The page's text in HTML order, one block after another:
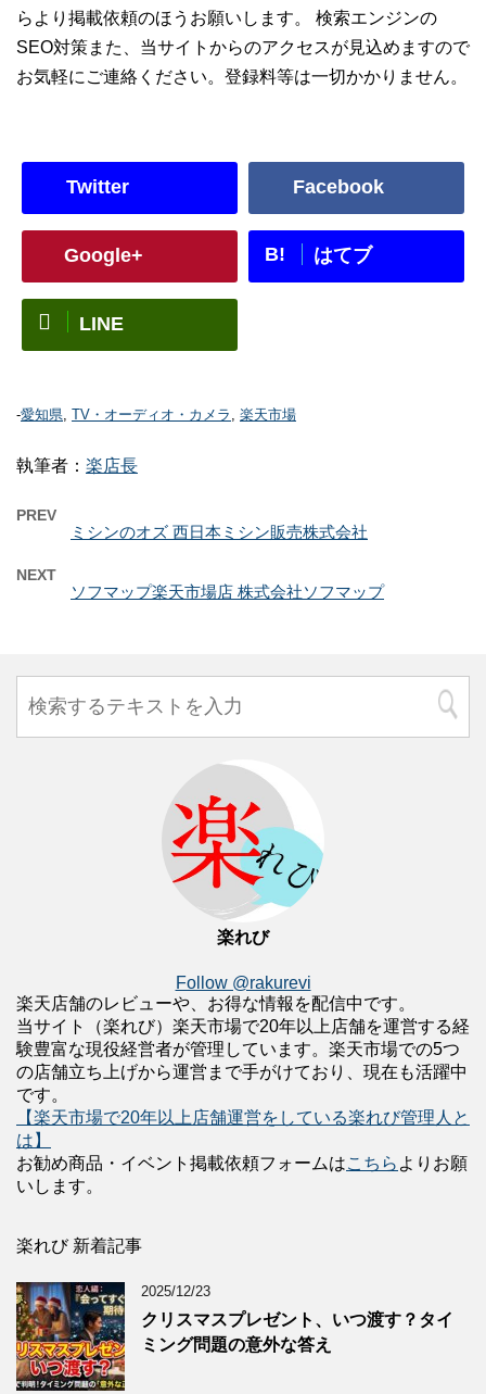
らより掲載依頼のほうお願いします。 検索エンジンの
SEO対策また、当サイトからのアクセスが見込めますので
お気軽にご連絡ください。登録料等は一切かかりません。
Twitter Facebook
Google+ B! はてブ
LINE
-愛知県, TV・オーディオ・カメラ , 楽天市場
執筆者： 楽店長
PREV
ミシンのオズ 西日本ミシン販売株式会社
NEXT
ソフマップ楽天市場店 株式会社ソフマップ
楽れび
Follow @rakurevi
楽天店舗のレビューや、お得な情報を配信中です。
当サイト（楽れび）楽天市場で20年以上店舗を運営する経
験豊富な現役経営者が管理しています。楽天市場での5つ
の店舗立ち上げから運営まで手がけており、現在も活躍中
です。
【楽天市場で20年以上店舗運営をしている楽れび管理人と
は】
お勧め商品・イベント掲載依頼フォームはこちら よりお願
いします。
楽れび 新着記事
2025/12/23
クリスマスプレゼント、いつ渡す？タイ
ミング問題の意外な答え